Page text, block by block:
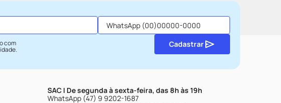
com
.
Cadastrar
SAC | De segunda à sexta-feira, das 8h às 19h
WhatsApp (47) 9 9202-1687